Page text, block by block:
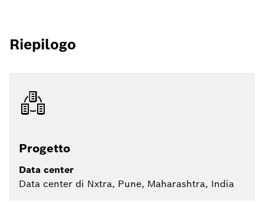
Riepilogo
Progetto
Data center
Data center di Nxtra, Pune, Maharashtra, India